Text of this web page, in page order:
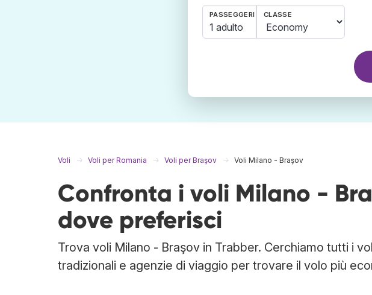
PASSEGGERI
1 adulto
CLASSE
Voli Voli per Romania Voli per Braşov Voli Milano - Braşov
Confronta i voli Milano -
dove preferisci
Trova voli Milano - Braşov in Trabber. Cerchiamo tutti i
tradizionali e agenzie di viaggio per trovare il volo più